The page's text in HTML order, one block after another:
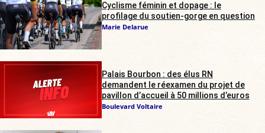
Cyclisme féminin et dopage : le
profilage du soutien-gorge en question
Marie Delarue
Palais Bourbon : des élus RN
demandent le réexamen du projet de
pavillon d’accueil à 50 millions d’euros
Boulevard Voltaire